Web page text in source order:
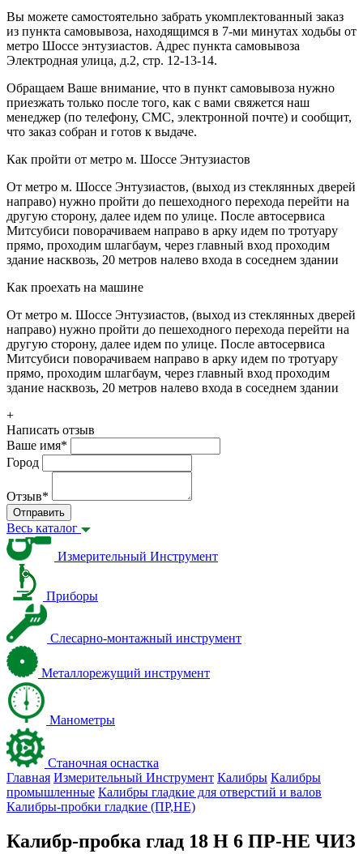
Вы можете самостоятельно забрать укомплектованный заказ
из пункта самовывоза, находящимся в 7-ми минутах ходьбы от
метро Шоссе энтузиастов. Адрес пункта самовывоза
Электродная улица, д.2, стр. 12-13-14.
Обращаем Ваше внимание, что в пункт самовывоза нужно
приезжать только после того, как с вами свяжется наш
менеджер (по телефону, СМС, электронной почте) и сообщит,
что заказ собран и готов к выдаче.
Как пройти от метро м. Шоссе Энтузиастов
От метро м. Шоссе Энтузиастов, (выход из стеклянных дверей
направо) нужно пройти до пешеходного перехода перейти на
другую сторону, далее идем по улице. После автосервиса
Митсубиси поворачиваем направо в арку идем по тротуару
прямо, проходим шлагбаум, через главный вход проходим
здание насквозь, 20 метров налево входа в соседнем здании
Как проехать на машине
От метро м. Шоссе Энтузиастов, (выход из стеклянных дверей
направо) нужно пройти до пешеходного перехода перейти на
другую сторону, далее идем по улице. После автосервиса
Митсубиси поворачиваем направо в арку идем по тротуару
прямо, проходим шлагбаум, через главный вход проходим
здание насквозь, 20 метров налево входа в соседнем здании
+
Написать отзыв
Ваше имя*
Город
Отзыв*
Отправить
Весь каталог
Измерительный Инструмент
Приборы
Слесарно-монтажный инструмент
Металлорежущий инструмент
Манометры
Станочная оснастка
Главная Измерительный Инструмент Калибры Калибры
промышленные Калибры гладкие для отверстий и валов
Калибры-пробки гладкие (ПР,НЕ)
Калибр-пробка глад 18 H 6 ПР-НЕ ЧИЗ